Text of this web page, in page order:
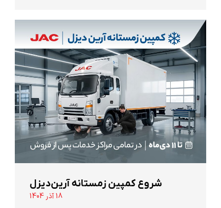
شروع کمپین زمستانه آرین‌دیزل
18 آذر 1404